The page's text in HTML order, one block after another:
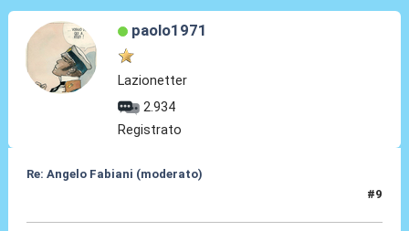
paolo1971
Lazionetter
2.934
Registrato
Re: Angelo Fabiani (moderato)
#9